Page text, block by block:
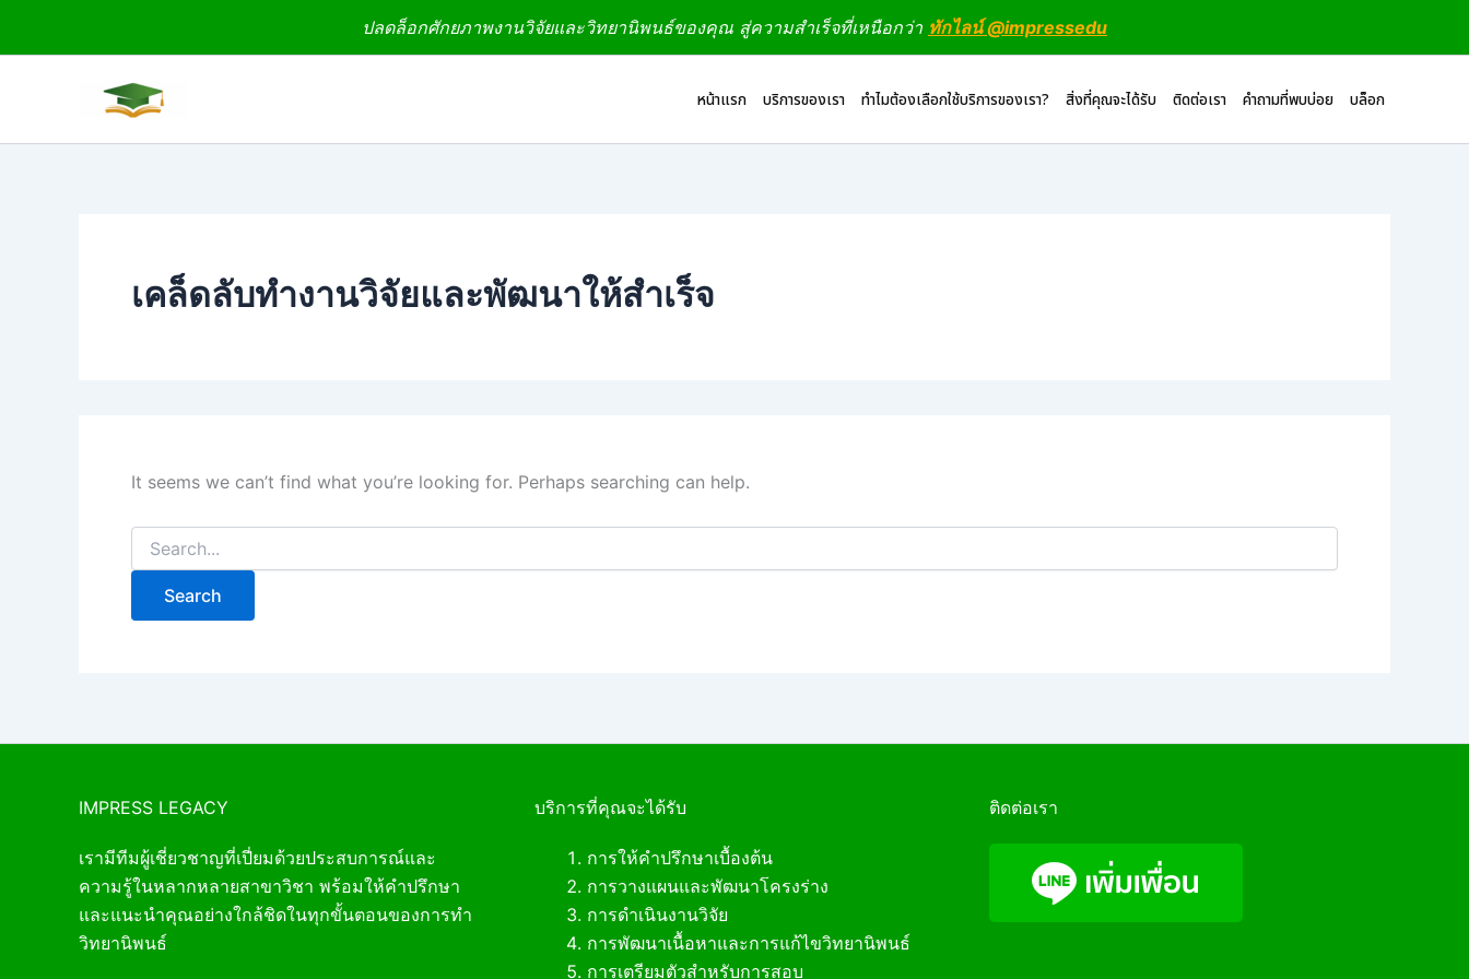
ปลดล็อกศักยภาพงานวิจัยและวิทยานิพนธ์ของคุณ สู่ความสำเร็จที่เหนือกว่า ทักไลน์ @impressedu
หน้าแรก บริการของเรา ทำไมต้องเลือกใช้บริการของเรา? สิ่งที่คุณจะได้รับ ติดต่อเรา คำถามที่พบบ่อย บล็อก
เคล็ดลับทำงานวิจัยและพัฒนาให้สำเร็จ
It seems we can’t find what you’re looking for. Perhaps searching can help.
IMPRESS LEGACY
เรามีทีมผู้เชี่ยวชาญที่เปี่ยมด้วยประสบการณ์และ
ความรู้ในหลากหลายสาขาวิชา พร้อมให้คำปรึกษา
และแนะนำคุณอย่างใกล้ชิดในทุกขั้นตอนของการทำ
วิทยานิพนธ์
บริการที่คุณจะได้รับ
การให้คำปรึกษาเบื้องต้น
การวางแผนและพัฒนาโครงร่าง
การดำเนินงานวิจัย
การพัฒนาเนื้อหาและการแก้ไขวิทยานิพนธ์
การเตรียมตัวสำหรับการสอบ
ติดต่อเรา